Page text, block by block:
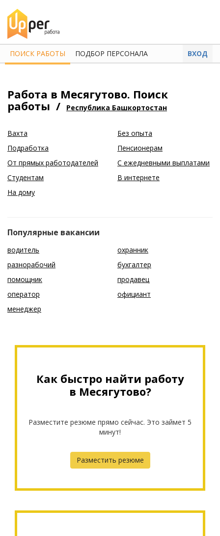
ПОИСК РАБОТЫ ПОДБОР ПЕРСОНАЛА ВХОД
Работа в Месягутово. Поиск
работы / Республика Башкортостан
Вахта
Без опыта
Подработка
Пенсионерам
От прямых работодателей
С ежедневными выплатами
Студентам
В интернете
На дому
Популярные вакансии
водитель
охранник
разнорабочий
бухгалтер
помощник
продавец
оператор
официант
менеджер
Как быстро найти работу
в Месягутово?
Разместите резюме прямо сейчас. Это займет 5
минут!
Разместить резюме